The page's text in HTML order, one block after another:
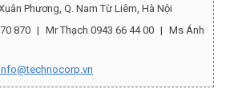
Phương, Q. Nam Từ Liêm, Hà Nội
870 | Mr Thạch 0943 66 44 00 | Ms Ánh